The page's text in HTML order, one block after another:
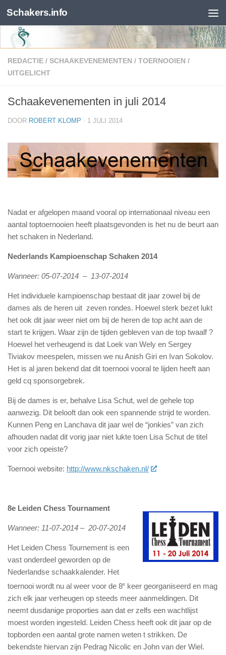
Skip to content
Schakers.info
REDACTIE / SCHAAKEVENEMENTEN / TOERNOOIEN /
UITGELICHT
Schaakevenementen in juli 2014
DOOR ROBERT KLOMP · 1 JULI 2014
Nadat er afgelopen maand vooral op internationaal niveau een
aantal toptoernooien heeft plaatsgevonden is het nu de beurt aan
het schaken in Nederland.
Nederlands Kampioenschap Schaken 2014
Wanneer: 05-07-2014 – 13-07-2014
Het individuele kampioenschap bestaat dit jaar zowel bij de
dames als de heren uit zeven rondes. Hoewel sterk bezet lukt
het ook dit jaar weer niet om bij de heren de top acht aan de
start te krijgen. Waar zijn de tijden gebleven van de top twaalf ?
Hoewel het verheugend is dat Loek van Wely en Sergey
Tiviakov meespelen, missen we nu Anish Giri en Ivan Sokolov.
Het is al jaren bekend dat dit toernooi vooral te lijden heeft aan
geld cq sponsorgebrek.
Bij de dames is er, behalve Lisa Schut, wel de gehele top
aanwezig. Dit belooft dan ook een spannende strijd te worden.
Kunnen Peng en Lanchava dit jaar wel de “jonkies” van zich
afhouden nadat dit vorig jaar niet lukte toen Lisa Schut de titel
voor zich opeiste?
Toernooi website: http://www.nkschaken.nl/
8e Leiden Chess Tournament
Wanneer: 11-07-2014 – 20-07-2014
Het Leiden Chess Tournement is een
vast onderdeel geworden op de
Nederlandse schaakkalender. Het
toernooi wordt nu al weer voor de 8e keer georganiseerd en mag
zich elk jaar verheugen op steeds meer aanmeldingen. Dit
neemt dusdanige proporties aan dat er zelfs een wachtlijst
moest worden ingesteld. Leiden Chess heeft ook dit jaar op de
topborden een aantal grote namen weten t strikken. De
bekendste hiervan zijn Pedrag Nicolic en John van der Wiel.